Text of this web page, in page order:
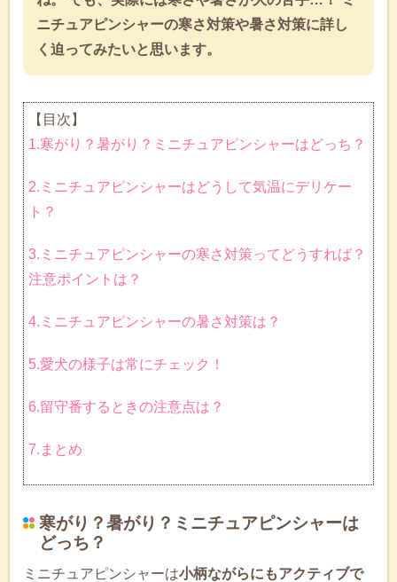
ニチュアピンシャーの寒さ対策や暑さ対策に詳し
く迫ってみたいと思います。
【目次】
1.寒がり？暑がり？ミニチュアピンシャーはどっち？
2.ミニチュアピンシャーはどうして気温にデリケー
ト？
3.ミニチュアピンシャーの寒さ対策ってどうすれば？
注意ポイントは？
4.ミニチュアピンシャーの暑さ対策は？
5.愛犬の様子は常にチェック！
6.留守番するときの注意点は？
7.まとめ
寒がり？暑がり？ミニチュアピンシャーは
どっち？
ミニチュアピンシャーは小柄ながらにもアクティブで